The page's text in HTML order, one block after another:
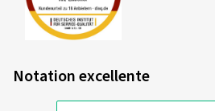
Notation excellente